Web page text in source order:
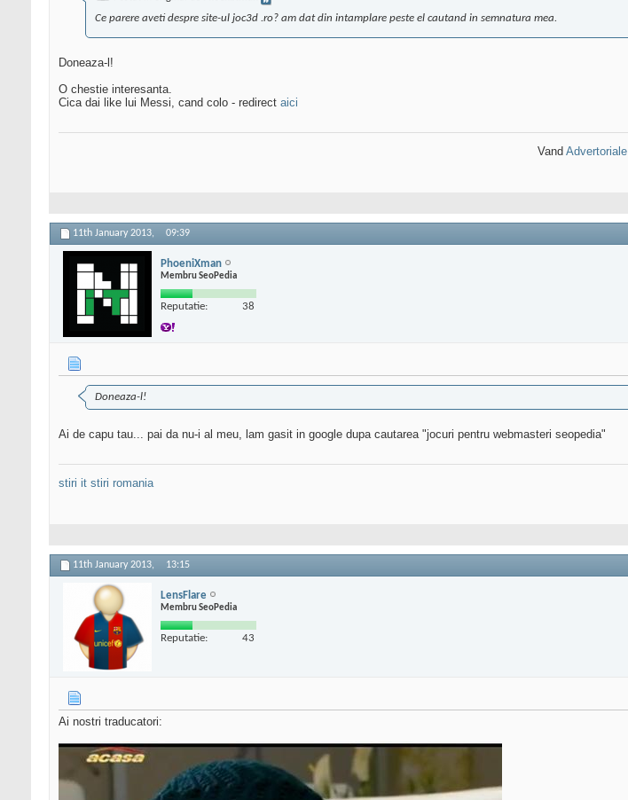
Ce parere aveti despre site-ul joc3d .ro? am dat din intamplare peste el cautand in semnatura mea.
Doneaza-l!
O chestie interesanta.
Cica dai like lui Messi, cand colo - redirect aici
Vand Advertoriale
11th January 2013, 09:39
PhoeniXman
Membru SeoPedia
Reputatie: 38
Doneaza-l!
Ai de capu tau... pai da nu-i al meu, lam gasit in google dupa cautarea "jocuri pentru webmasteri seopedia"
stiri it stiri romania
11th January 2013, 13:15
LensFlare
Membru SeoPedia
Reputatie: 43
Ai nostri traducatori: